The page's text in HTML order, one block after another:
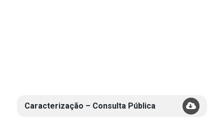
Caracterização – Consulta Pública